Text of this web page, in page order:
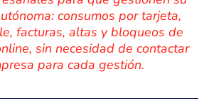
consumos por tarjeta,
facturas, altas y bloqueos de
sin necesidad de contactar
para cada gestión.